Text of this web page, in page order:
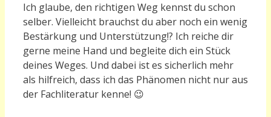
Ich glaube, den richtigen Weg kennst du schon
selber. Vielleicht brauchst du aber noch ein wenig
Bestärkung und Unterstützung!? Ich reiche dir
gerne meine Hand und begleite dich ein Stück
deines Weges. Und dabei ist es sicherlich mehr
als hilfreich, dass ich das Phänomen nicht nur aus
der Fachliteratur kenne! 😉